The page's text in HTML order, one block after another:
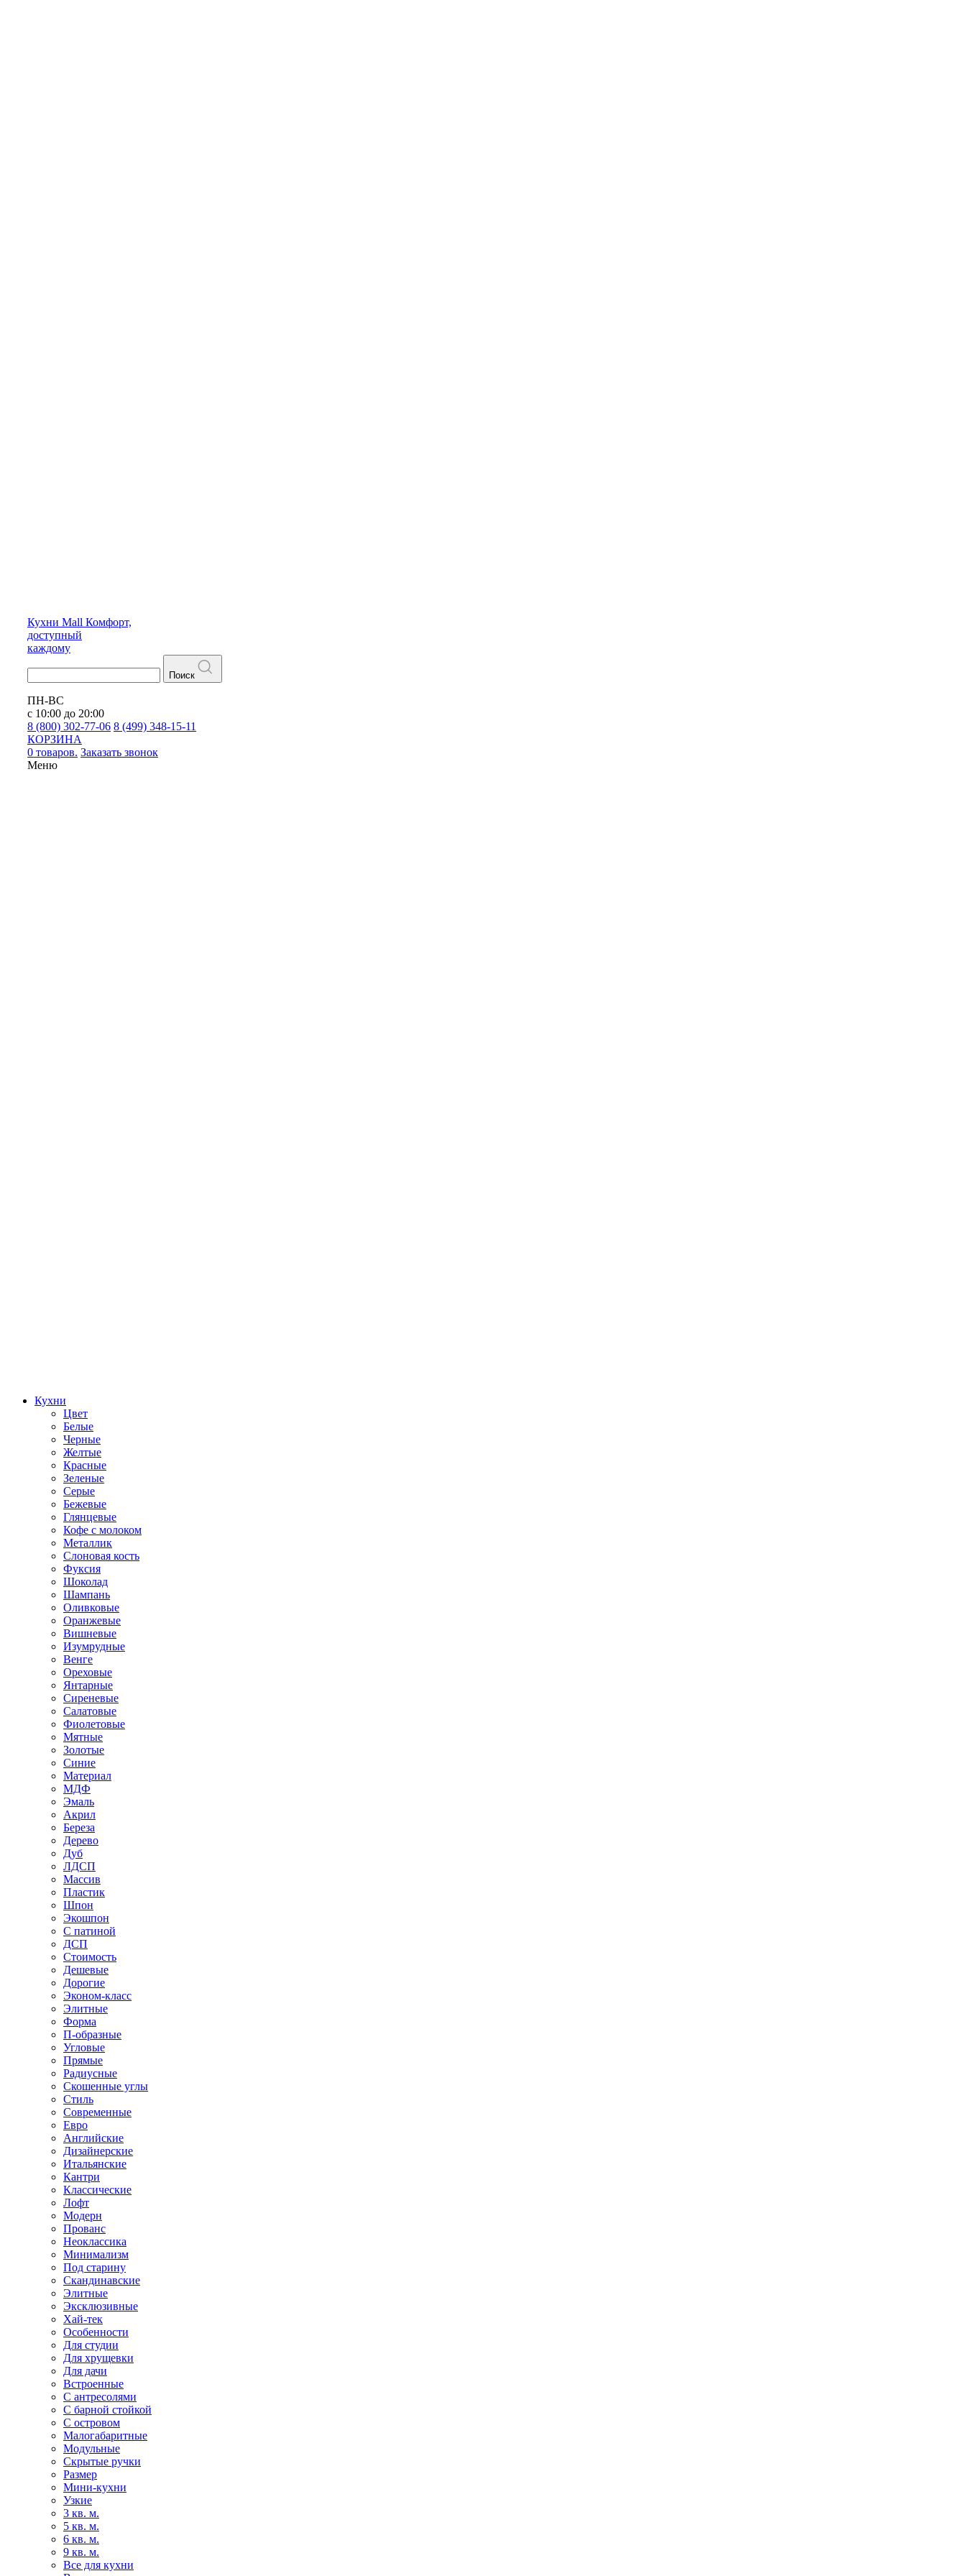
Кухни Mall Комфорт,
доступный
каждому
Поиск
ПН-ВС
с 10:00 до 20:00
8 (800) 302-77-06 8 (499) 348-15-11
КОРЗИНА
0 товаров. Заказать звонок
Меню
Кухни
Цвет
Белые
Черные
Желтые
Красные
Зеленые
Серые
Бежевые
Глянцевые
Кофе с молоком
Металлик
Слоновая кость
Фуксия
Шоколад
Шампань
Оливковые
Оранжевые
Вишневые
Изумрудные
Венге
Ореховые
Янтарные
Сиреневые
Салатовые
Фиолетовые
Мятные
Золотые
Синие
Материал
МДФ
Эмаль
Акрил
Береза
Дерево
Дуб
ЛДСП
Массив
Пластик
Шпон
Экошпон
С патиной
ДСП
Стоимость
Дешевые
Дорогие
Эконом-класс
Элитные
Форма
П-образные
Угловые
Прямые
Радиусные
Скошенные углы
Стиль
Современные
Евро
Английские
Дизайнерские
Итальянские
Кантри
Классические
Лофт
Модерн
Прованс
Неоклассика
Минимализм
Под старину
Скандинавские
Элитные
Эксклюзивные
Хай-тек
Особенности
Для студии
Для хрущевки
Для дачи
Встроенные
С антресолями
С барной стойкой
С островом
Малогабаритные
Модульные
Скрытые ручки
Размер
Мини-кухни
Узкие
3 кв. м.
5 кв. м.
6 кв. м.
9 кв. м.
Все для кухни